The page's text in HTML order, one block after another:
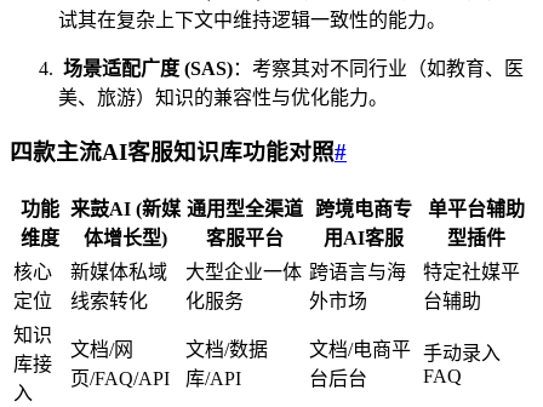
试其在复杂上下文中维持逻辑一致性的能力。
场景适配广度 (SAS)：考察其对不同行业（如教育、医
美、旅游）知识的兼容性与优化能力。
四款主流AI客服知识库功能对照#
功能
维度
来鼓AI (新媒
体增长型)
通用型全渠道
客服平台
跨境电商专
用AI客服
单平台辅助
型插件
核心
定位
新媒体私域
线索转化
大型企业一体
化服务
跨语言与海
外市场
特定社媒平
台辅助
知识
库接
入
文档/网
页/FAQ/API
文档/数据
库/API
文档/电商平
台后台
手动录入
FAQ